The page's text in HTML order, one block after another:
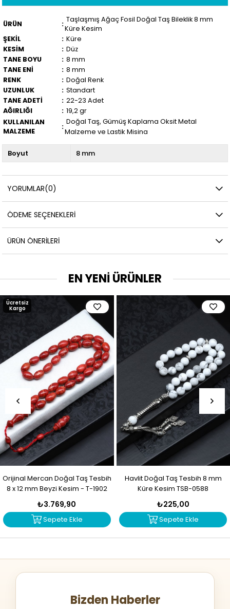
ÜRÜN :
Taşlaşmış Ağaç Fosil Doğal Taş Bileklik 8 mm
Küre Kesim
ŞEKİL
: Küre
KESİM
: Düz
TANE BOYU
: 8 mm
TANE ENİ
: 8 mm
RENK
: Doğal Renk
UZUNLUK
: Standart
TANE ADETİ
: 22-23 Adet
AĞIRLIĞI
: 19,2 gr
KULLANILAN
MALZEME
:
Doğal Taş, Gümüş Kaplama Oksit Metal
Malzeme ve Lastik Misina
Boyut 8 mm
YORUMLAR(0)
ÖDEME SEÇENEKLERI
ÜRÜN ÖNERILERI
EN YENİ ÜRÜNLER
Orijinal Mercan Doğal Taş Tesbih
8 x 12 mm Beyzi Kesim - T-1902
₺3.769,90
Sepete Ekle
Ücretsiz
Kargo
Havlit Doğal Taş Tesbih 8 mm
Küre Kesim TSB-0588
₺225,00
Sepete Ekle
Bizden Haberler